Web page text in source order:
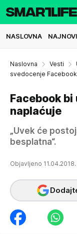
NASLOVNA
Naslovna Vesti
svedocenje
Facebook bi
naplaćuje
„Uvek će
besplatna“.
Objavljeno 11.04.2018.